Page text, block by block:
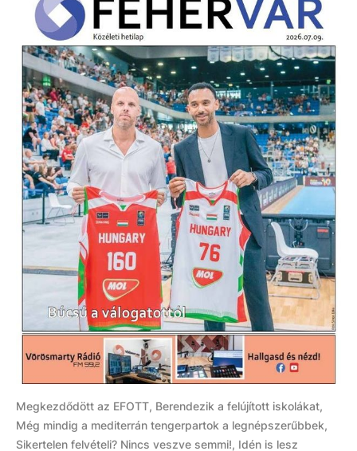
Megkezdődött az EFOTT, Berendezik a felújított iskolákat,
Még mindig a mediterrán tengerpartok a legnépszerűbbek,
Sikertelen felvételi? Nincs veszve semmi!, Idén is lesz